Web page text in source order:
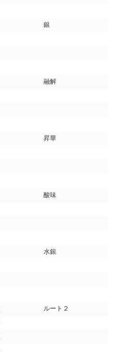
銀
融解
昇華
酸味
水銀
ルート２